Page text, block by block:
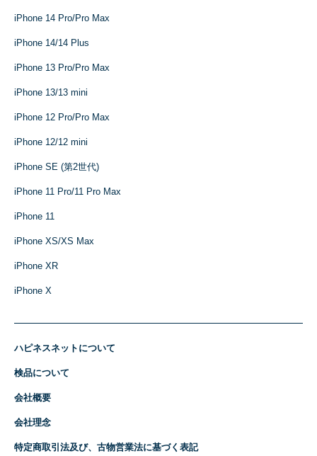
iPhone 14 Pro/Pro Max
iPhone 14/14 Plus
iPhone 13 Pro/Pro Max
iPhone 13/13 mini
iPhone 12 Pro/Pro Max
iPhone 12/12 mini
iPhone SE (第2世代)
iPhone 11 Pro/11 Pro Max
iPhone 11
iPhone XS/XS Max
iPhone XR
iPhone X
ハピネスネットについて
検品について
会社概要
会社理念
特定商取引法及び、古物営業法に基づく表記